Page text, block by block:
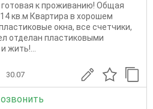
готовая к проживанию! Общая
кв.м Квартира в хорошем
окна, все счетчики,
отделан пластиковыми
жить!...
30.07